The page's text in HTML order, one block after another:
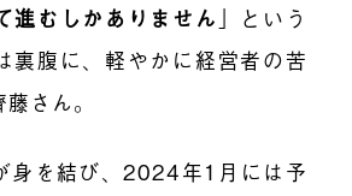
進むしかありません 」という
裏腹に、軽やかに経営者の苦
さん。
身を結び、2024年1月には予